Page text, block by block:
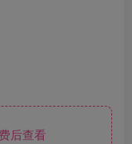
后查看